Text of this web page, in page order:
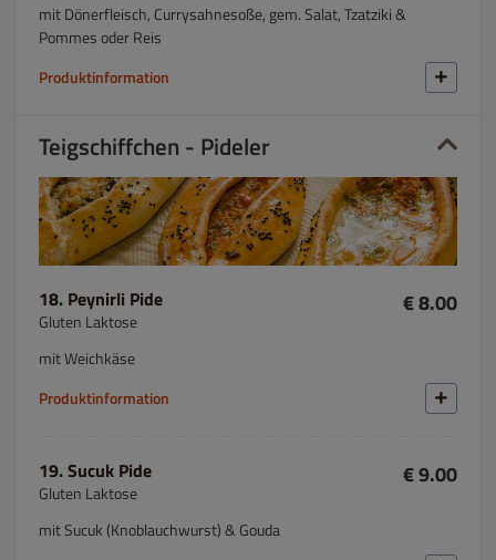
mit Dönerfleisch, Currysahnesoße, gem. Salat, Tzatziki &
Pommes oder Reis
Produktinformation
Teigschiffchen - Pideler
18. Peynirli Pide
Gluten Laktose
€ 8.00
mit Weichkäse
Produktinformation
19. Sucuk Pide
Gluten Laktose
€ 9.00
mit Sucuk (Knoblauchwurst) & Gouda